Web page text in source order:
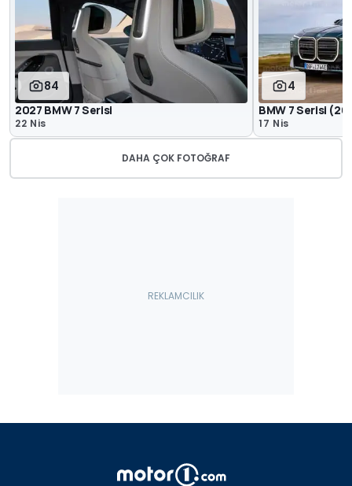
84
2027 BMW 7 Serisi
22 Nis
4
BMW 7 Serisi
17 Nis
DAHA ÇOK FOTOĞRAF